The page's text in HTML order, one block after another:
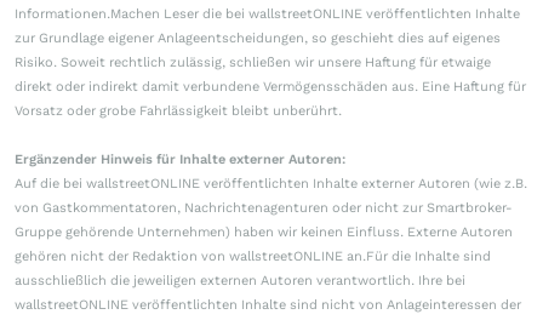
Informationen.Machen Leser die bei wallstreetONLINE veröffentlichten Inhalte
zur Grundlage eigener Anlageentscheidungen, so geschieht dies auf eigenes
Risiko. Soweit rechtlich zulässig, schließen wir unsere Haftung für etwaige
direkt oder indirekt damit verbundene Vermögensschäden aus. Eine Haftung für
Vorsatz oder grobe Fahrlässigkeit bleibt unberührt.
Ergänzender Hinweis für Inhalte externer Autoren:
Auf die bei wallstreetONLINE veröffentlichten Inhalte externer Autoren (wie z.B.
von Gastkommentatoren, Nachrichtenagenturen oder nicht zur Smartbroker-
Gruppe gehörende Unternehmen) haben wir keinen Einfluss. Externe Autoren
gehören nicht der Redaktion von wallstreetONLINE an.Für die Inhalte sind
ausschließlich die jeweiligen externen Autoren verantwortlich. Ihre bei
wallstreetONLINE veröffentlichten Inhalte sind nicht von Anlageinteressen der